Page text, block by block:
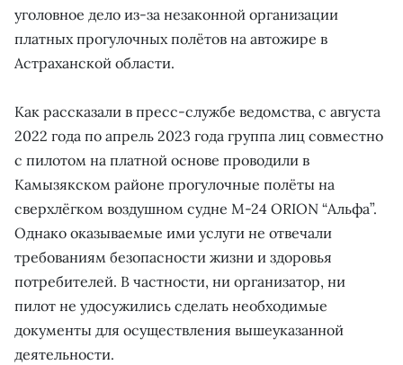
уголовное дело из-за незаконной организации
платных прогулочных полётов на автожире в
Астраханской области.
Как рассказали в пресс-службе ведомства, с августа
2022 года по апрель 2023 года группа лиц совместно
с пилотом на платной основе проводили в
Камызякском районе прогулочные полёты на
сверхлёгком воздушном судне М-24 ORION “Альфа”.
Однако оказываемые ими услуги не отвечали
требованиям безопасности жизни и здоровья
потребителей. В частности, ни организатор, ни
пилот не удосужились сделать необходимые
документы для осуществления вышеуказанной
деятельности.